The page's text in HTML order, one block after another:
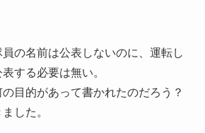
の名前は公表しないのに、運転し
する必要は無い。
目的があって書かれたのだろう？
した。